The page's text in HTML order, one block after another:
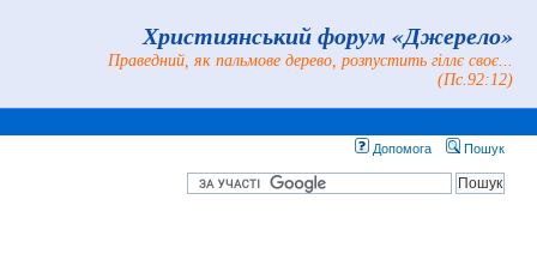
Християнський форум «Джерело»
Праведний, як пальмове дерево, розпустить гіллє своє...
(Пс.92:12)
Допомога Пошук